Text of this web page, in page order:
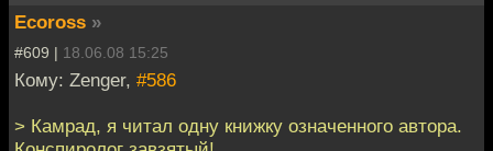
Ecoross »
#609 | 18.06.08 15:25
Кому: Zenger, #586
> Камрад, я читал одну книжку означенного автора.